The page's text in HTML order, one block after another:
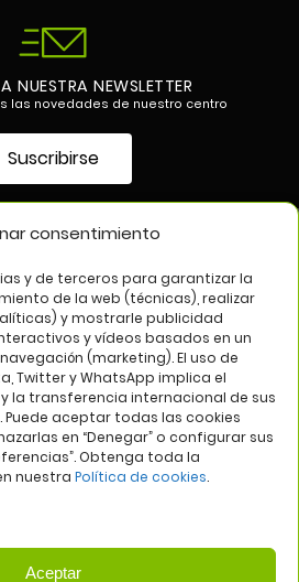
consentimiento
y de terceros para garantizar la
de la web (técnicas), realizar
y mostrarle publicidad
y vídeos basados en un
(marketing). El uso de
Twitter y WhatsApp implica el
la transferencia internacional de sus
Puede aceptar todas las cookies
en “Denegar” o configurar sus
Obtenga toda la
nuestra Política de cookies.
Aceptar
NUESTRA NEWSLETTER
las novedades de nuestro centro
Suscribirse
de privacidad
Política de cookies
Bannister Global